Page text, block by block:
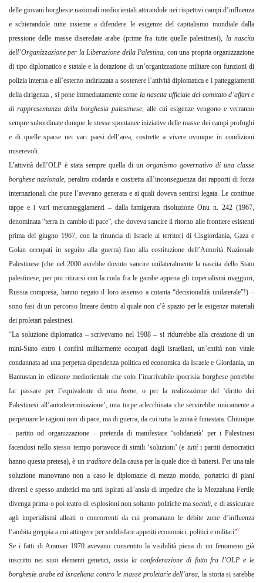
delle giovani borghesie nazionali mediorientali attirandole nei rispettivi campi d’influenza
e schierandole tutte insieme a difendere le esigenze del capitalismo mondiale dalla
pressione delle masse diseredate arabe (prime fra tutte quelle palestinesi), la nascita
dell’Organizzazione per la Liberazione della Palestina, con una propria organizzazione
di tipo diplomatico e statale e la dotazione di un’organizzazione militare con funzioni di
polizia interna e all’esterno indirizzata a sostenere l’attività diplomatica e i patteggiamenti
della dirigenza , si pone immediatamente come la nascita ufficiale del comitato d’affari e
di rappresentanza della borghesia palestinese, alle cui esigenze vengono e verranno
sempre subordinate dunque le stesse spontanee iniziative delle masse dei campi profughi
e di quelle sparse nei vari paesi dell’area, costrette a vivere ovunque in condizioni
miserevoli.
L’attività dell’OLP è stata sempre quella di un organismo governativo di una classe
borghese nazionale, peraltro codarda e costretta all’inconseguenza dai rapporti di forza
internazionali che pure l’avevano generata e ai quali doveva sentirsi legata. Le continue
tappe e i vari mercanteggiamenti – dalla famigerata risoluzione Onu n. 242 (1967,
denominata “terra in cambio di pace”, che doveva sancire il ritorno alle frontiere esistenti
prima del giugno 1967, con la rinuncia di Israele ai territori di Cisgiordania, Gaza e
Golan occupati in seguito alla guerra) fino alla costituzione dell’Autorità Nazionale
Palestinese (che nel 2000 avrebbe dovuto sancire unilateralmente la nascita dello Stato
palestinese, per poi ritirarsi con la coda fra le gambe appena gli imperialismi maggiori,
Russia compresa, hanno negato il loro assenso a cotanta “decisionalità unilaterale”!) –
sono fasi di un percorso lineare dentro al quale non c’è spazio per le esigenze materiali
dei proletari palestinesi.
“La soluzione diplomatica – scrivevamo nel 1988 – si ridurrebbe alla creazione di un
mini-Stato entro i confini militarmente occupati dagli israeliani, un’entità non vitale
condannata ad una perpetua dipendenza politica ed economica da Israele e Giordania, un
Bantustan in edizione mediorientale che solo l’inarrivabile ipocrisia borghese potrebbe
far passare per l’equivalente di una home, o per la realizzazione del ‘diritto dei
Palestinesi all’autodeterminazione’; una turpe arlecchinata che servirebbe unicamente a
perpetuare le ragioni non di pace, ma di guerra, da cui tutta la zona è funestata. Chiunque
– partito od organizzazione – pretenda di manifestare ‘solidarietà’ per i Palestinesi
facendosi nello stesso tempo portavoce di simili ‘soluzioni’ (e tuttii partiti democratici
hanno questa pretesa), è un traditoredella causa per la quale dice di battersi. Per una tale
soluzione manovrano non a caso le diplomazie di mezzo mondo, portatrici di piani
diversi e spesso antitetici ma tutti ispirati all’ansia di impedire che la Mezzaluna Fertile
divenga prima o poi teatro di esplosioni non soltanto politiche masociali, e di assicurare
agli imperialismi alleati o concorrenti da cui promanano le debite zone d’influenza
l’ambita greppia a cui attingere per soddisfare appetiti economici, politici e militari”7.
Se i fatti di Amman 1970 avevano consentito la visibilità piena di un fenomeno già
inscritto nei suoi elementi genetici, ossiala confederazione di fatto fra l’OLP e le
borghesie arabe ed israeliana contro le masse proletarie dell’area, la storia si sarebbe